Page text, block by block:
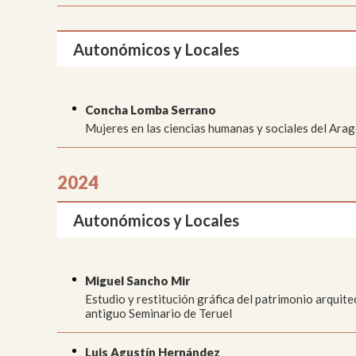
Autonómicos y Locales
Concha Lomba Serrano
Mujeres en las ciencias humanas y sociales del
2024
Autonómicos y Locales
Miguel Sancho Mir
Estudio y restitución gráfica del patrimonio
antiguo Seminario de Teruel
Luis Agustín Hernández